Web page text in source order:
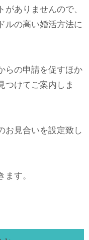
ありませんので、
ルの高い婚活方法に
らの申請を促すほか
つけてご案内しま
お見合いを設定致し
す。